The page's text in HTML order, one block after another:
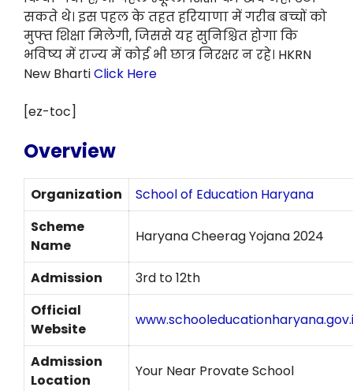
सकते थे। इस पहल के तहत हरियाणा में गरीब बच्चों को
मुफ्त शिक्षा मिलेगी, जिससे यह सुनिश्चित होगा कि
भविष्य में राज्य में कोई भी छात्र निरक्षर न रहे। HKRN
New BhartiClick Here
[ez-toc]
Overview
Organization
School of Education Haryana
Scheme
Name
Haryana Cheerag Yojana 2024
Admission
3rd to 12th
Official
Website
Admission
Location
Your Near Provate School